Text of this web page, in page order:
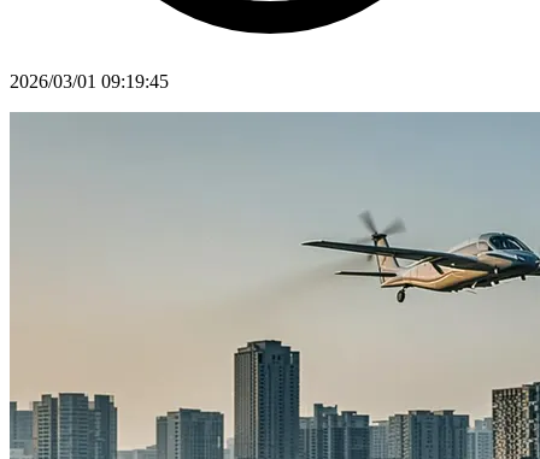
2026/03/01 09:19:45